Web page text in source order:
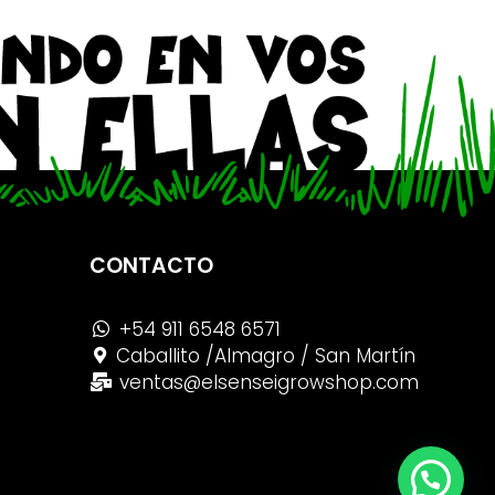
CONTACTO
+54 911 6548 6571
Caballito /Almagro / San Martín
ventas@elsenseigrowshop.com